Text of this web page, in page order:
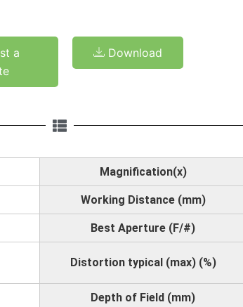
a
Download
Magnification(x)
Working Distance (mm)
Best Aperture (F/#)
Distortion typical (max) (%)
Depth of Field (mm)